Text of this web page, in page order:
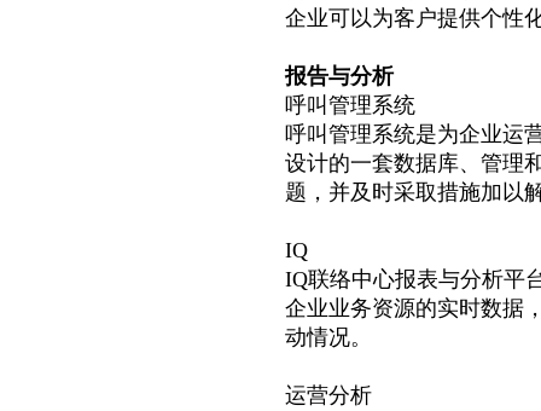
企业可以为客户提供个性
报告与分析
呼叫管理系统
呼叫管理系统是为企业运
设计的一套数据库、管理
题，并及时采取措施加以
IQ
IQ联络中心报表与分析平
企业业务资源的实时数据
动情况。
运营分析